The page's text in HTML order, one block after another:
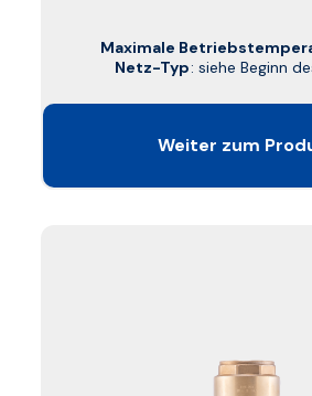
Maximale
Netz-Typ: siehe Beginn
Weiter zum